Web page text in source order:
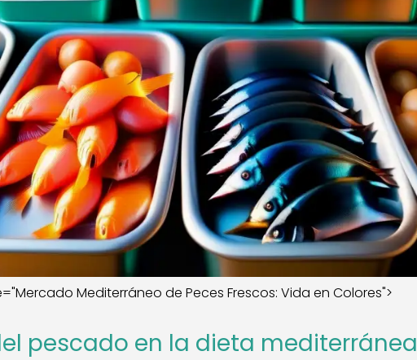
Mediterráneo de Peces Frescos: Vida en Colores">
pescado en la dieta mediterránea